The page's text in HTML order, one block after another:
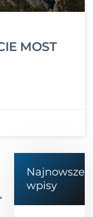
MOST
Najnowsze
wpisy